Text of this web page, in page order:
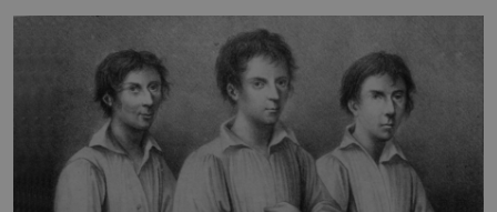
bez které si českou zahradu ani nedokážeme představit.